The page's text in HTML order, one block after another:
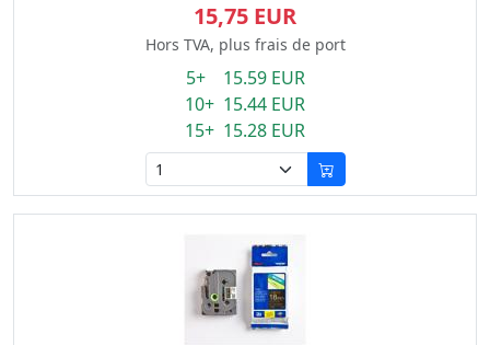
15,75 EUR
Hors TVA, plus frais de port
5+ 15.59 EUR
10+ 15.44 EUR
15+ 15.28 EUR